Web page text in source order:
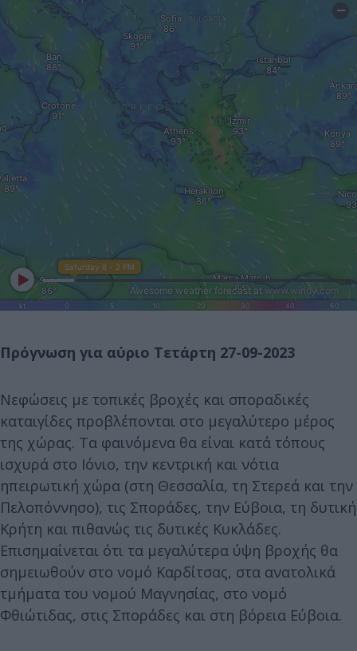
Πρόγνωση για αύριο Τετάρτη 27-09-2023
Νεφώσεις με τοπικές βροχές και σποραδικές
καταιγίδες προβλέπονται στο μεγαλύτερο μέρος
της χώρας. Τα φαινόμενα θα είναι κατά τόπους
ισχυρά στο Ιόνιο, την κεντρική και νότια
ηπειρωτική χώρα (στη Θεσσαλία, τη Στερεά και την
Πελοπόννησο), τις Σποράδες, την Εύβοια, τη δυτική
Κρήτη και πιθανώς τις δυτικές Κυκλάδες.
Επισημαίνεται ότι τα μεγαλύτερα ύψη βροχής θα
σημειωθούν στο νομό Καρδίτσας, στα ανατολικά
τμήματα του νομού Μαγνησίας, στο νομό
Φθιώτιδας, στις Σποράδες και στη βόρεια Εύβοια.